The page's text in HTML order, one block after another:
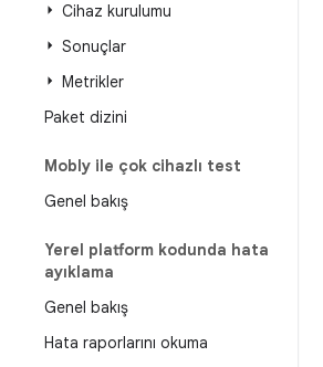
Cihaz kurulumu
Sonuçlar
Metrikler
Paket dizini
Mobly ile çok cihazlı test
Genel bakış
Yerel platform kodunda hata
ayıklama
Genel bakış
Hata raporlarını okuma